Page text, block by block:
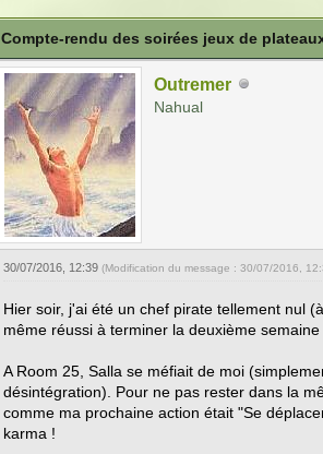
Compte-rendu des soirées jeux de
Outremer
Nahual
30/07/2016, 12:39 (Modification du message : 30/07/2016,
Hier soir, j'ai été un chef pirate tellement nul
même réussi à terminer la deuxième
A Room 25, Salla se méfiait de moi
désintégration). Pour ne pas rester dans la
comme ma prochaine action était "Se
karma !